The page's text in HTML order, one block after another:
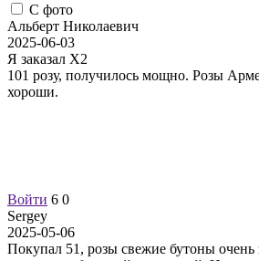
С фото
Альберт Николаевич
2025-06-03
Я заказал X2
101 розу, получилось мощно. Розы
хороши.
Войти 6 0
Sergey
2025-05-06
Покупал 51, розы свежие бутоны